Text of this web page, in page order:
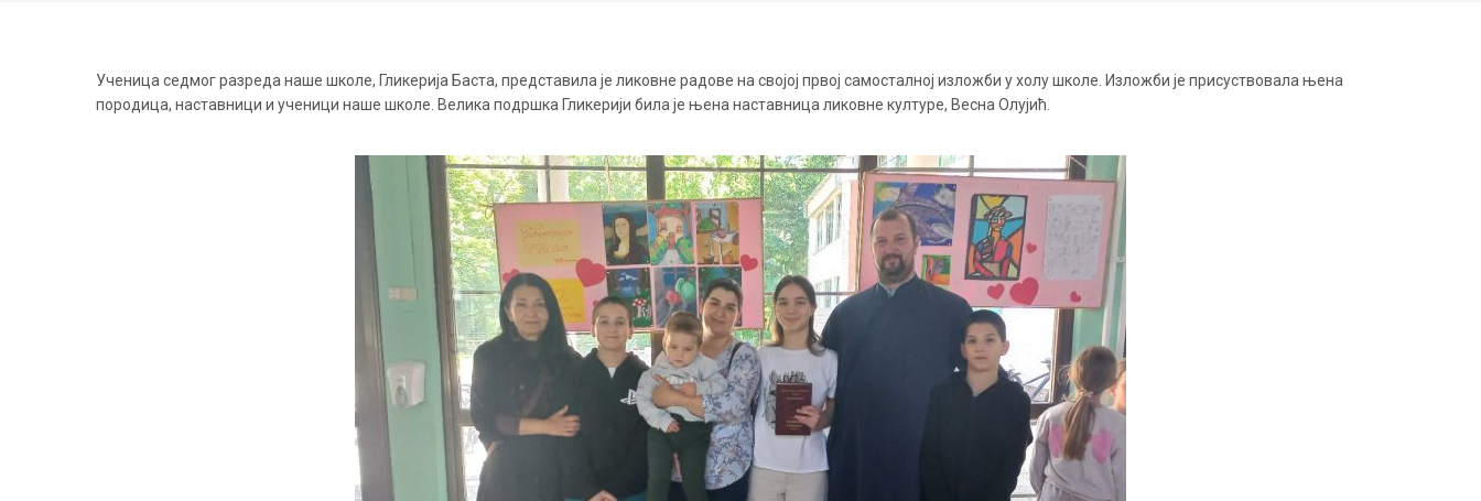
Ученица седмог разреда наше школе, Гликерија Баста, представила је ликовне радове на својој првој самосталној изложби у холу школе. Изложби је присуствовала њена
породица, наставници и ученици наше школе. Велика подршка Гликерији била је њена наставница ликовне културе, Весна Олујић.